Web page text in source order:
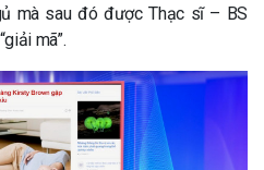
mà sau đó được Thạc sĩ – BS
mã”.